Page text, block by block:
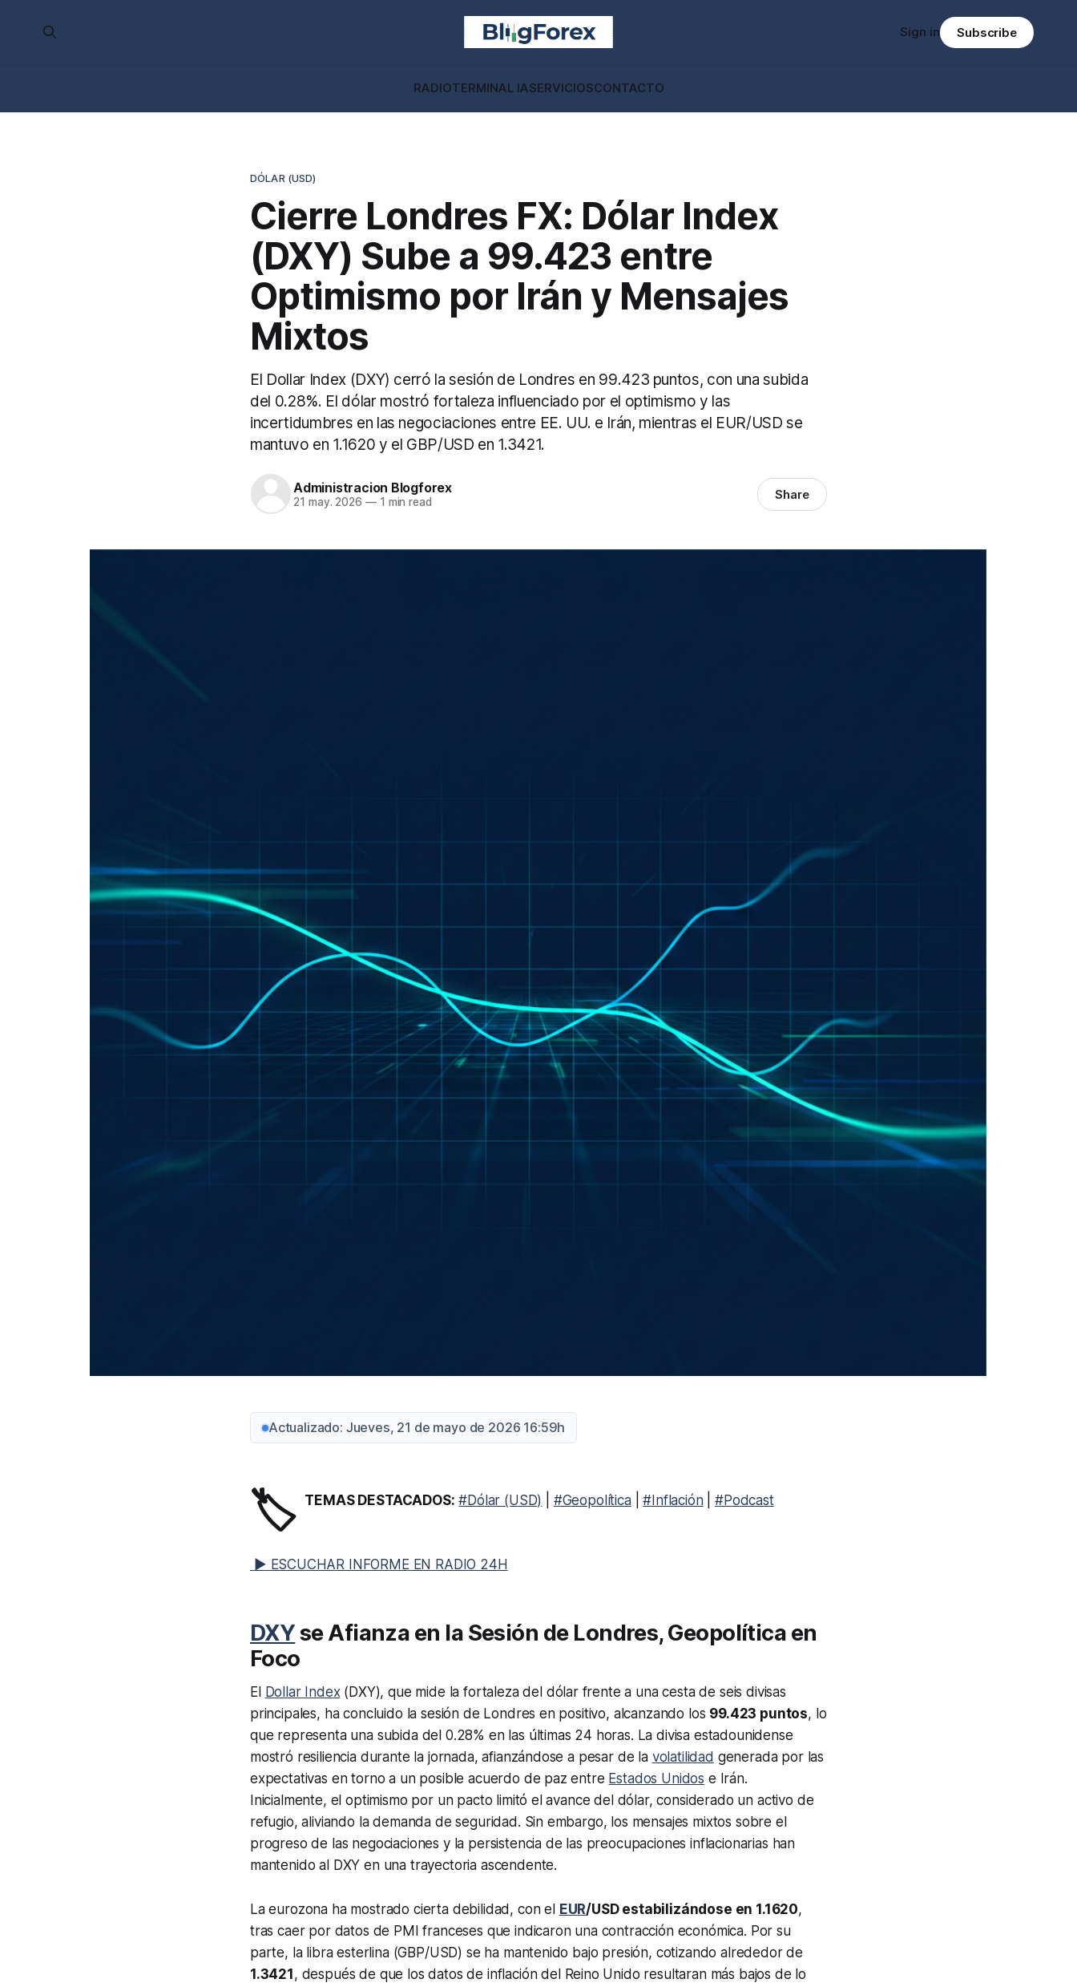
RADIOTERMINAL IASERVICIOSCONTACTO
Sign in Subscribe
DÓLAR (USD)
Cierre Londres FX: Dólar Index
(DXY) Sube a 99.423 entre
Optimismo por Irán y Mensajes
Mixtos
El Dollar Index (DXY) cerró la sesión de Londres en 99.423 puntos, con una subida
del 0.28%. El dólar mostró fortaleza influenciado por el optimismo y las
incertidumbres en las negociaciones entre EE. UU. e Irán, mientras el EUR/USD se
mantuvo en 1.1620 y el GBP/USD en 1.3421.
Administracion Blogforex
21 may. 2026 —1 min read Share
Actualizado: Jueves, 21 de mayo de 2026 16:59h
🏷️ TEMAS DESTACADOS: #Dólar (USD) #Geopolítica|#Inflación|#Podcast
▶ ESCUCHAR INFORME EN RADIO 24H
DXYse Afianza en la Sesión de Londres, Geopolítica en
Foco
El Dollar Index(DXY), que mide la fortaleza del dólar frente a una cesta de seis divisas
principales, ha concluido la sesión de Londres en positivo, alcanzando los 99.423 puntos, lo
que representa una subida del 0.28% en las últimas 24 horas. La divisa estadounidense
mostró resiliencia durante la jornada, afianzándose a pesar de la volatilidad generada por las
expectativas en torno a un posible acuerdo de paz entre Estados Unidos e Irán.
Inicialmente, el optimismo por un pacto limitó el avance del dólar, considerado un activo de
refugio, aliviando la demanda de seguridad. Sin embargo, los mensajes mixtos sobre el
progreso de las negociaciones y la persistencia de las preocupaciones inflacionarias han
mantenido al DXY en una trayectoria ascendente.
La eurozona ha mostrado cierta debilidad, con el EUR/USD estabilizándose en 1.1620,
tras caer por datos de PMI franceses que indicaron una contracción económica. Por su
parte, la libra esterlina (GBP/USD) se ha mantenido bajo presión, cotizando alrededor de
1.3421 , después de que los datos de inflación del Reino Unido resultaran más bajos de lo